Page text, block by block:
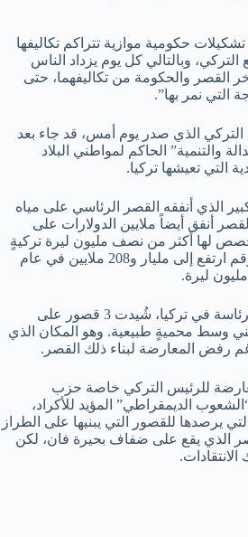
تشكيلات حكومية موازية تتراكم تكاليفها
وبالتالي كل يوم يزداد الناس
القصر والحكومة من تكاليفهما، حتى
التي نمر بها”.
التركي الذي صدر يوم أمس، قد جاء بعد
والتنمية” الحاكم لمواطني البلاد
التي تعيشها تركيا.
الذي أنفقه القصر الرئاسي على مياه
أنفق أيضاً ملايين الدولارات على
لها أكثر من نصف مليون ليرة تركيةٍ
في العام 2018، لكن هذا الرقم ارتفع إلى مليار و208 ملايين في عام
ومنذ وصول أردوغان إلى الرئاسة في تركيا، شُيدت 3 قصور على
بني وسط محميةٍ طبيعية. وهو المكان الذي
للرئيس التركي خاصة حزب
الديمقراطي” المؤيد للأكراد،
يرصدها للقصور التي يبنيها على الطراز
الذي يقع على ضفاف بحيرة فان، لكن
الانتقادات.